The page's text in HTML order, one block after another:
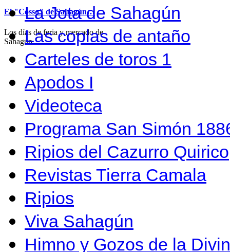
El "Cosso" de Sahagún…
Los días de feria y mercado de
Sahagún…
La Jota de Sahagún
Las coplas de antaño
Carteles de toros 1
Apodos I
Videoteca
Programa San Simón
Ripios del Cazurro Quirico
Revistas Tierra Camala
Ripios
Viva Sahagún
Himno y Gozos de la